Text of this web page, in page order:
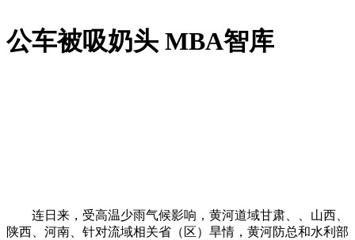
公车被吸奶头 MBA智库
连日来，受高温少雨气候影响，黄河道域甘肃、、山西、
陕西、河南、针对流域相关省（区）旱情，黄河防总和水利部